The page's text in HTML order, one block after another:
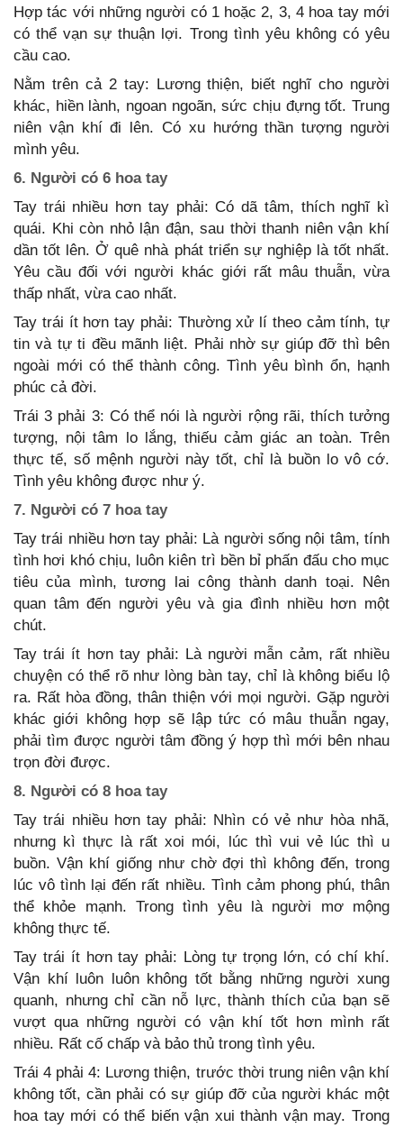
Hợp tác với những người có 1 hoặc 2, 3, 4 hoa tay mới
có thể vạn sự thuận lợi. Trong tình yêu không có yêu
cầu cao.
Nằm trên cả 2 tay: Lương thiện, biết nghĩ cho người
khác, hiền lành, ngoan ngoãn, sức chịu đựng tốt. Trung
niên vận khí đi lên. Có xu hướng thần tượng người
mình yêu.
6. Người có 6 hoa tay
Tay trái nhiều hơn tay phải: Có dã tâm, thích nghĩ kì
quái. Khi còn nhỏ lận đận, sau thời thanh niên vận khí
dần tốt lên. Ở quê nhà phát triển sự nghiệp là tốt nhất.
Yêu cầu đối với người khác giới rất mâu thuẫn, vừa
thấp nhất, vừa cao nhất.
Tay trái ít hơn tay phải: Thường xử lí theo cảm tính, tự
tin và tự ti đều mãnh liệt. Phải nhờ sự giúp đỡ thì bên
ngoài mới có thể thành công. Tình yêu bình ổn, hạnh
phúc cả đời.
Trái 3 phải 3: Có thể nói là người rộng rãi, thích tưởng
tượng, nội tâm lo lắng, thiếu cảm giác an toàn. Trên
thực tế, số mệnh người này tốt, chỉ là buồn lo vô cớ.
Tình yêu không được như ý.
7. Người có 7 hoa tay
Tay trái nhiều hơn tay phải: Là người sống nội tâm, tính
tình hơi khó chịu, luôn kiên trì bền bỉ phấn đấu cho mục
tiêu của mình, tương lai công thành danh toại. Nên
quan tâm đến người yêu và gia đình nhiều hơn một
chút.
Tay trái ít hơn tay phải: Là người mẫn cảm, rất nhiều
chuyện có thể rõ như lòng bàn tay, chỉ là không biểu lộ
ra. Rất hòa đồng, thân thiện với mọi người. Gặp người
khác giới không hợp sẽ lập tức có mâu thuẫn ngay,
phải tìm được người tâm đồng ý hợp thì mới bên nhau
trọn đời được.
8. Người có 8 hoa tay
Tay trái nhiều hơn tay phải: Nhìn có vẻ như hòa nhã,
nhưng kì thực là rất xoi mói, lúc thì vui vẻ lúc thì u
buồn. Vận khí giống như chờ đợi thì không đến, trong
lúc vô tình lại đến rất nhiều. Tình cảm phong phú, thân
thể khỏe mạnh. Trong tình yêu là người mơ mộng
không thực tế.
Tay trái ít hơn tay phải: Lòng tự trọng lớn, có chí khí.
Vận khí luôn luôn không tốt bằng những người xung
quanh, nhưng chỉ cần nỗ lực, thành thích của bạn sẽ
vượt qua những người có vận khí tốt hơn mình rất
nhiều. Rất cố chấp và bảo thủ trong tình yêu.
Trái 4 phải 4: Lương thiện, trước thời trung niên vận khí
không tốt, cần phải có sự giúp đỡ của người khác một
hoa tay mới có thể biến vận xui thành vận may. Trong